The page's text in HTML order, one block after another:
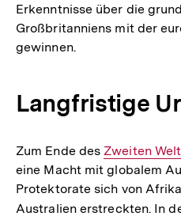
Erkenntnisse über die
Großbritanniens mit der
gewinnen.
Langfristige
Zum Ende des Interner
Link:
Zweiten
eine Macht mit globalem
Protektorate sich von
Australien erstreckten. In